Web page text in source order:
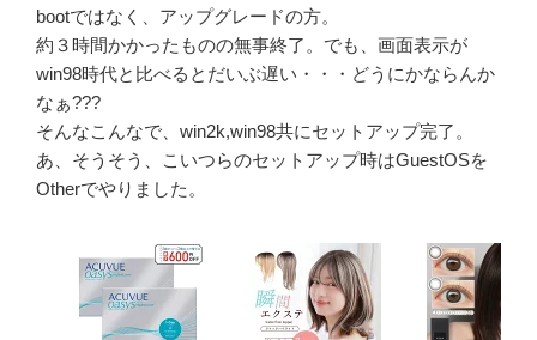
bootではなく、アップグレードの方。
約３時間かかったものの無事終了。でも、画面表示が
win98時代と比べるとだいぶ遅い・・・どうにかならんか
なぁ???
そんなこんなで、win2k,win98共にセットアップ完了。
あ、そうそう、こいつらのセットアップ時はGuestOSを
Otherでやりました。